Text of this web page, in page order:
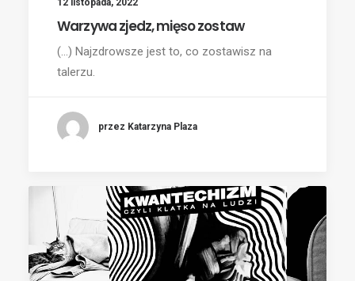
Warzywa zjedz, mięso zostaw
(...) Najzdrowsze jest to, co zostawisz na
talerzu.
przez Katarzyna Plaza